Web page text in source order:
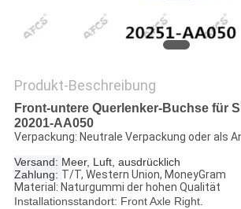
Produkt-Beschreibung
Front-untere Querlenker-Buchse für
20201-AA050
Verpackung: Neutrale Verpackung oder als
Versand: Meer, Luft, ausdrücklich
Zahlung: T/T, Western Union, MoneyGram
Material: Naturgummi der hohen Qualität
Installationsstandort: Front Axle Right.